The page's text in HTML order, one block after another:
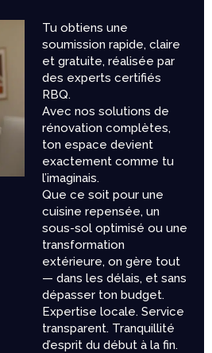
Tu obtiens une
soumission rapide, claire
et gratuite, réalisée par
des experts certifiés
RBQ.
Avec nos solutions de
rénovation complètes,
ton espace devient
exactement comme tu
l’imaginais.
Que ce soit pour une
cuisine repensée, un
sous-sol optimisé ou une
transformation
extérieure, on gère tout
— dans les délais, et sans
dépasser ton budget.
Expertise locale. Service
transparent. Tranquillité
d’esprit du début à la fin.